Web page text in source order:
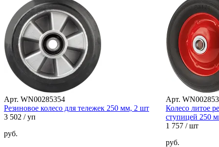
Арт. WN00285354
Резиновое колесо для тележек 250 мм, 2 шт
3 502 / уп
руб.
Арт.
Колесо литое
ступицей 250
1 757 / шт
руб.